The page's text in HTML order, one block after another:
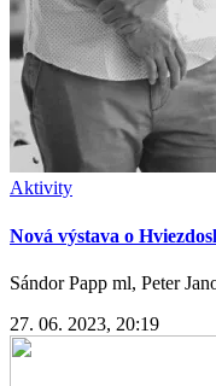
Aktivity
Nová výstava o
Sándor Papp ml, Peter
27. 06. 2023, 20:19